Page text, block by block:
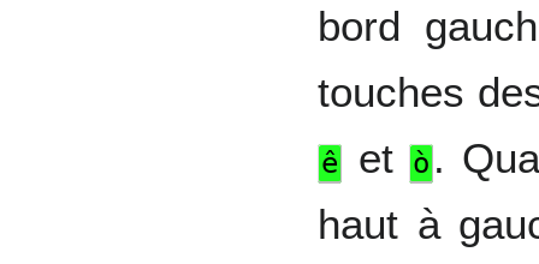
bord
touches
ê etò .
haut à